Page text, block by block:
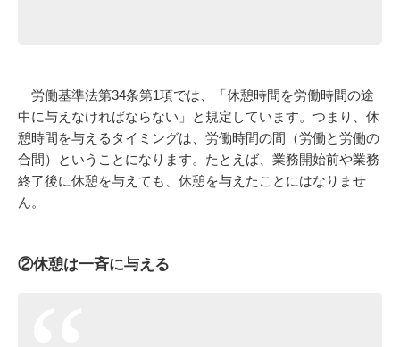
労働基準法第34条第1項では、「休憩時間を労働時間の途
中に与えなければならない」と規定しています。つまり、休
憩時間を与えるタイミングは、労働時間の間（労働と労働の
合間）ということになります。たとえば、業務開始前や業務
終了後に休憩を与えても、休憩を与えたことにはなりませ
ん。
②休憩は一斉に与える